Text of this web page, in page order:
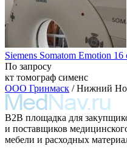
Siemens Somatom Emotion
По запросу
кт томограф сименс
ООО Гринмаск / Нижний
B2B площадка для
и поставщиков
мебели и расходных